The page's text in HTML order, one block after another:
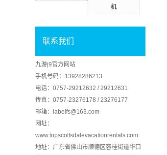
机
联系我们
九游j9官方网站
手机号码：13928286213
电话：0757-29212632 / 29212631
传真：0757-23276178 / 23276177
邮箱：labelfs@163.com
网址：
www.topscottsdalevacationrentals.com
地址：广东省佛山市顺德区容桂街道华口